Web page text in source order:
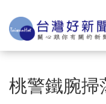
桃警鐵腕